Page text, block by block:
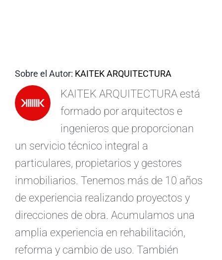
Sobre el Autor: KAITEK ARQUITECTURA
KAITEK ARQUITECTURA está
formado por arquitectos e
ingenieros que proporcionan
un servicio técnico integral a
particulares, propietarios y gestores
inmobiliarios. Tenemos más de 10 años
de experiencia realizando proyectos y
direcciones de obra. Acumulamos una
amplia experiencia en rehabilitación,
reforma y cambio de uso. También